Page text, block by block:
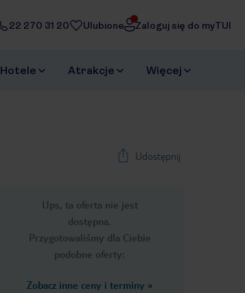
22 270 31 20 Ulubione Zaloguj się do myTUI
Hotele Atrakcje Więcej
Udostępnij
Ups, ta oferta nie jest
dostępna.
Przygotowaliśmy dla Ciebie
podobne oferty:
Zobacz inne ceny i terminy »